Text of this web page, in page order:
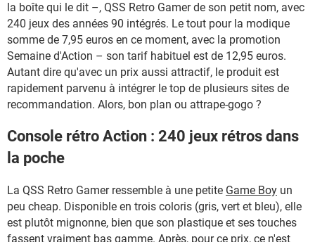
la boîte qui le dit –, QSS Retro Gamer de son petit nom, avec
240 jeux des années 90 intégrés. Le tout pour la modique
somme de 7,95 euros en ce moment, avec la promotion
Semaine d'Action – son tarif habituel est de 12,95 euros.
Autant dire qu'avec un prix aussi attractif, le produit est
rapidement parvenu à intégrer le top de plusieurs sites de
recommandation. Alors, bon plan ou attrape-gogo ?
Console rétro Action : 240 jeux rétros dans
la poche
La QSS Retro Gamer ressemble à une petite Game Boy un
peu cheap. Disponible en trois coloris (gris, vert et bleu), elle
est plutôt mignonne, bien que son plastique et ses touches
fassent vraiment bas gamme. Après, pour ce prix, ce n'est